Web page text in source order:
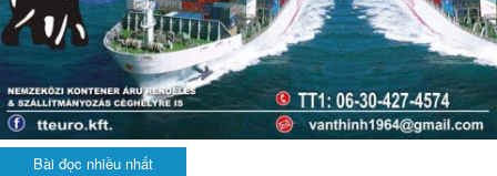
Bài đọc nhiều nhất